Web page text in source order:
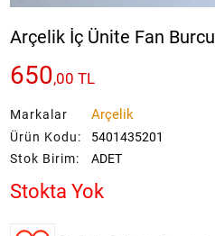
Arçelik İç Ünite Fan Burcu
650,00 TL
Markalar Arçelik
Ürün Kodu:
5401435201
Stok Birim:
ADET
Stokta Yok